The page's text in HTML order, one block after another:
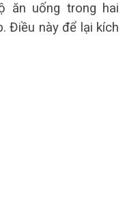
ăn uống trong hai
Điều này để lại kích